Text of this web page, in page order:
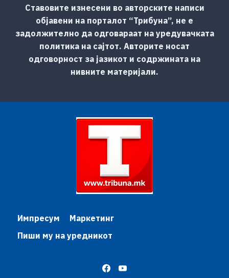
Ставовите изнесени во авторските написи
објавени на порталот “Трибуна”, не е
задолжително да одговараат на уредувачката
политика на сајтот. Авторите носат
одговорност за јазикот и содржината на
нивните материјали.
Импресум
Маркетинг
Пиши му на уредникот